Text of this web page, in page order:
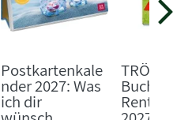
Postkartenkale
nder 2027: Was
ich dir
TRÖTSCH